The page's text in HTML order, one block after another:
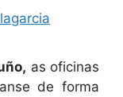
as oficinas
de forma